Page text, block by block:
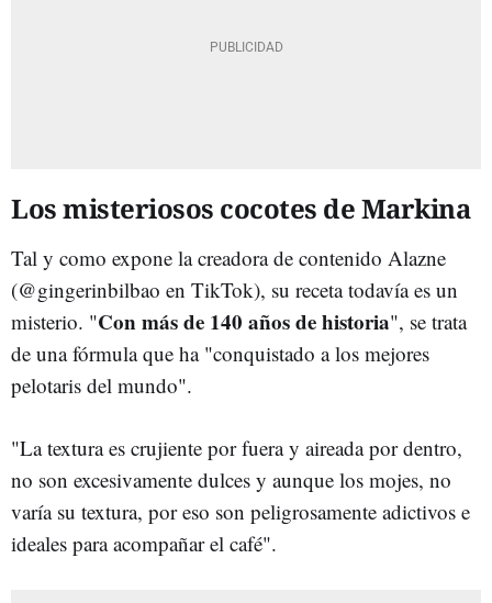
Los misteriosos cocotes de Markina
Tal y como expone la creadora de contenido Alazne
(@gingerinbilbao en TikTok), su receta todavía es un
misterio. "Con más de 140 años de historia", se trata
de una fórmula que ha "conquistado a los mejores
pelotaris del mundo".
"La textura es crujiente por fuera y aireada por dentro,
no son excesivamente dulces y aunque los mojes, no
varía su textura, por eso son peligrosamente adictivos e
ideales para acompañar el café".